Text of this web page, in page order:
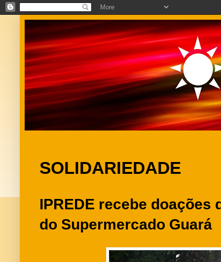
SOLIDARIEDADE
IPREDE recebe doações
do Supermercado Guará